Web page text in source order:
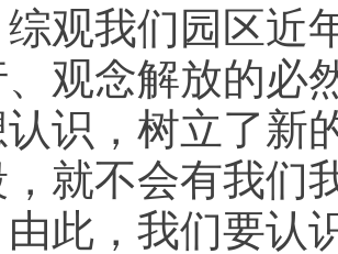
我们园区近年
观念解放的必
识，树立了新
就不会有我们
，我们要认识